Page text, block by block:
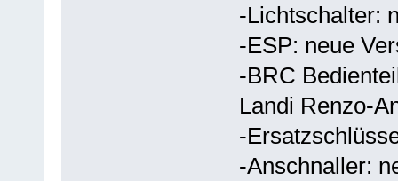
-Lichtschalter:
-ESP: neue
-BRC
Landi Renzo-
-
-Anschnaller: